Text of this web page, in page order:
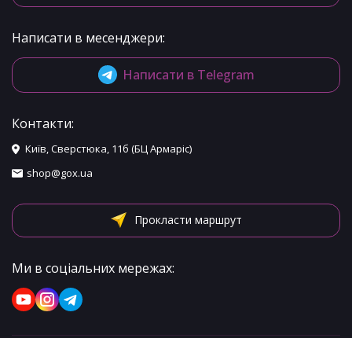
Написати в месенджери:
Написати в Telegram
Контакти:
Київ, Сверстюка, 11б (БЦ Армаріс)
shop@gox.ua
Прокласти маршрут
Ми в соціальних мережах: